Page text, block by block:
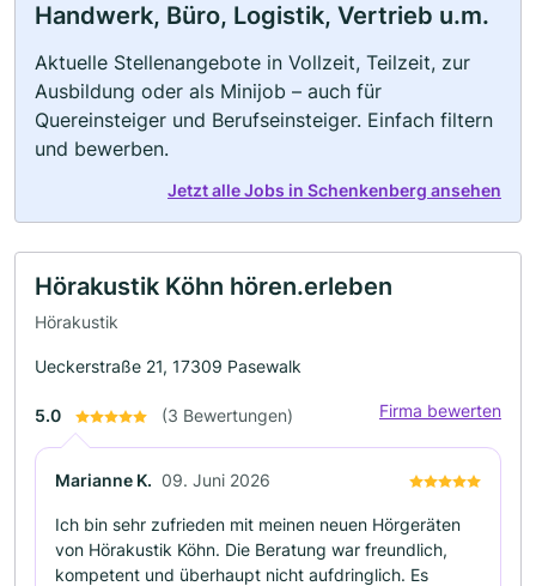
Handwerk, Büro, Logistik, Vertrieb u.m.
Aktuelle Stellenangebote in Vollzeit, Teilzeit, zur
Ausbildung oder als Minijob – auch für
Quereinsteiger und Berufseinsteiger. Einfach filtern
und bewerben.
Jetzt alle Jobs in Schenkenberg ansehen
Hörakustik Köhn hören.erleben
Hörakustik
Ueckerstraße 21, 17309 Pasewalk
5.0 (3 Bewertungen) Firma bewerten
Marianne K. 09. Juni 2026
Ich bin sehr zufrieden mit meinen neuen Hörgeräten
von Hörakustik Köhn. Die Beratung war freundlich,
kompetent und überhaupt nicht aufdringlich. Es